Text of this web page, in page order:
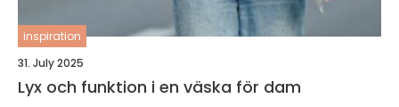
inspiration
31. July 2025
Lyx och funktion i en väska för dam